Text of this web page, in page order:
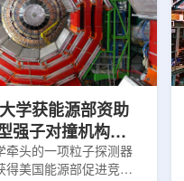
分不同材料层中的热传
像等方法也难以在微小
变化。为解决这一问
学获能源部资助
强子对撞机构建
牵头的一项粒子探测器
得美国能源部促进竞争